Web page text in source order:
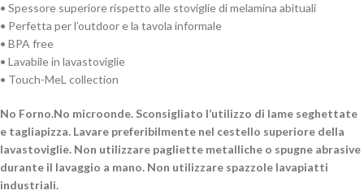
• Spessore superiore rispetto alle stoviglie di melamina abituali
• Perfetta per l’outdoor e la tavola informale
• BPA free
• Lavabile in lavastoviglie
• Touch-MeL collection
No Forno.No microonde. Sconsigliato l’utilizzo di lame seghettate
e tagliapizza. Lavare preferibilmente nel cestello superiore della
lavastoviglie. Non utilizzare pagliette metalliche o spugne abrasive
durante il lavaggio a mano. Non utilizzare spazzole lavapiatti
industriali.